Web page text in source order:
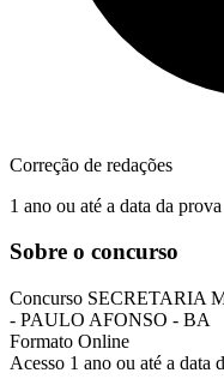
Correção de redações
1 ano ou até a data da prova
Sobre o concurso
Concurso SECRETARIA
- PAULO AFONSO - BA
Formato Online
Acesso 1 ano ou até a data